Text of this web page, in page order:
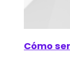
Cómo